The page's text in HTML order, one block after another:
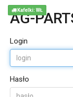
AG-
Login
Hasło
Kafelki: WŁ